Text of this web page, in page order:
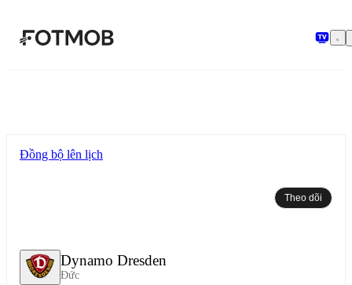
Dynamo Dresden
Đức
Đồng bộ lên lịch
Theo dõi